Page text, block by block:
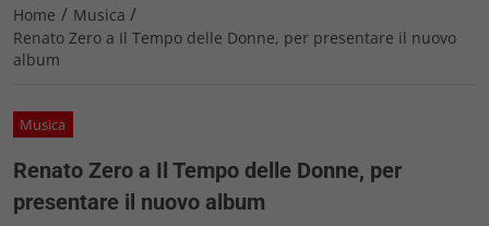
Home / Musica /
Renato Zero a Il Tempo delle Donne, per presentare il nuovo
album
Musica
Renato Zero a Il Tempo delle Donne, per
presentare il nuovo album